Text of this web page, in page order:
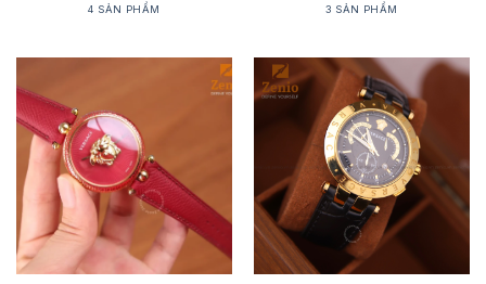
4 SẢN PHẨM 3 SẢN PHẨM